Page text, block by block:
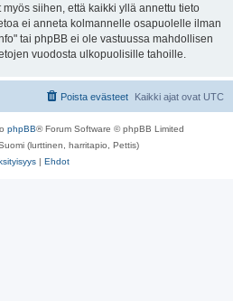
siihen, että kaikki yllä annettu tieto
ei anneta kolmannelle osapuolelle ilman
tai phpBB ei ole vastuussa mahdollisen
vuodosta ulkopuolisille tahoille.
Kaikki ajat ovat UTC
Poista evästeet
phpBB® Forum Software © phpBB Limited
(lurttinen, harritapio, Pettis)
| Ehdot